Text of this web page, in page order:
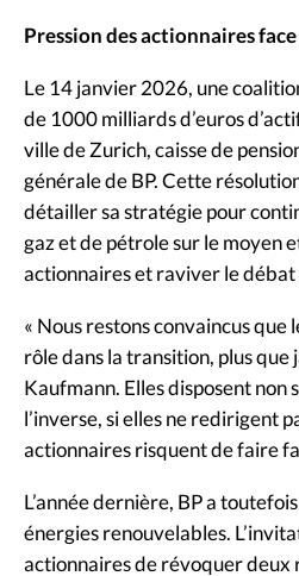
Pression des actionnaires
Le 14 janvier 2026, une
de 1000 milliards d’euros
ville de Zurich, caisse de
générale de BP. Cette
détailler sa stratégie pour
gaz et de pétrole sur le moyen
actionnaires et raviver le débat
« Nous restons convaincus que
rôle dans la transition, plus que
Kaufmann. Elles disposent non
l’inverse, si elles ne redirigent
actionnaires risquent de faire
L’année dernière, BP a
énergies renouvelables.
actionnaires de révoquer deux